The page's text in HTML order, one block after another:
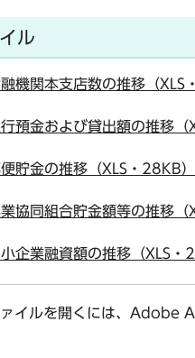
ル
機関本支店数の推移（XLS
預金および貸出額の推移（
貯金の推移（XLS・28KB）
協同組合貯金額等の推移（
企業融資額の推移（XLS・
イルを開くには、Adobe